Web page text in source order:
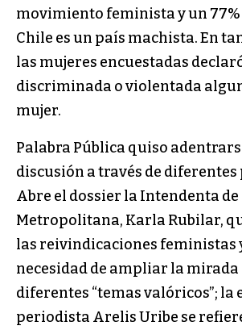
movimiento feminista y un
Chile es un país machista. En
las mujeres encuestadas
discriminada o violentada
mujer.
Palabra Pública quiso
discusión a través de
Abre el dossier la Intendenta de
Metropolitana, Karla Rubilar,
las reivindicaciones feministas
necesidad de ampliar la mirada
diferentes “temas valóricos”; la
periodista Arelis Uribe se